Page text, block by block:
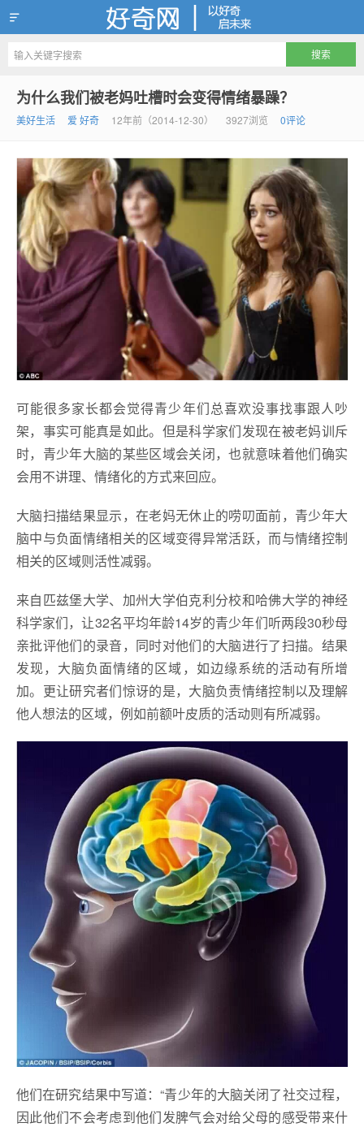
好奇网
为什么我们被老妈吐槽时会变得情绪暴躁？
美好生活 爱 好奇 12年前（2014-12-30） 3927浏览 0评论
可能很多家长都会觉得青少年们总喜欢没事找事跟人吵
架，事实可能真是如此。但是科学家们发现在被老妈训斥
时，青少年大脑的某些区域会关闭，也就意味着他们确实
会用不讲理、情绪化的方式来回应。
大脑扫描结果显示，在老妈无休止的唠叨面前，青少年大
脑中与负面情绪相关的区域变得异常活跃，而与情绪控制
相关的区域则活性减弱。
来自匹兹堡大学、加州大学伯克利分校和哈佛大学的神经
科学家们，让32名平均年龄14岁的青少年们听两段30秒母
亲批评他们的录音，同时对他们的大脑进行了扫描。结果
发现，大脑负面情绪的区域，如边缘系统的活动有所增
加。更让研究者们惊讶的是，大脑负责情绪控制以及理解
他人想法的区域，例如前额叶皮质的活动则有所减弱。
他们在研究结果中写道：“青少年的大脑关闭了社交过程，
因此他们不会考虑到他们发脾气会对给父母的感受带来什